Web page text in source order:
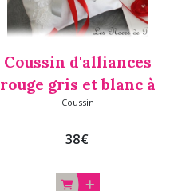
Coussin d'alliances
rouge gris et blanc à
fleurs romantique
cadeau mariage
Coussin
38€